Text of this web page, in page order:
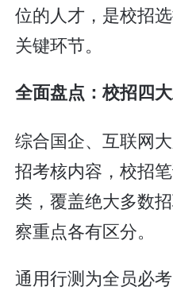
位的人才，是校招
关键环节。
全面盘点：校招四
综合国企、互联网
招考核内容，校招
类，覆盖绝大多数
察重点各有区分。
通用行测为全员必